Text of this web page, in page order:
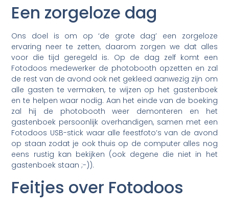
Een zorgeloze dag
Ons doel is om op ‘de grote dag’ een zorgeloze
ervaring neer te zetten, daarom zorgen we dat alles
voor die tijd geregeld is. Op de dag zelf komt een
Fotodoos medewerker de photobooth opzetten en zal
de rest van de avond ook net gekleed aanwezig zijn om
alle gasten te vermaken, te wijzen op het gastenboek
en te helpen waar nodig. Aan het einde van de boeking
zal hij de photobooth weer demonteren en het
gastenboek persoonlijk overhandigen, samen met een
Fotodoos USB-stick waar alle feestfoto’s van de avond
op staan zodat je ook thuis op de computer alles nog
eens rustig kan bekijken (ook degene die niet in het
gastenboek staan ;-)).
Feitjes over Fotodoos